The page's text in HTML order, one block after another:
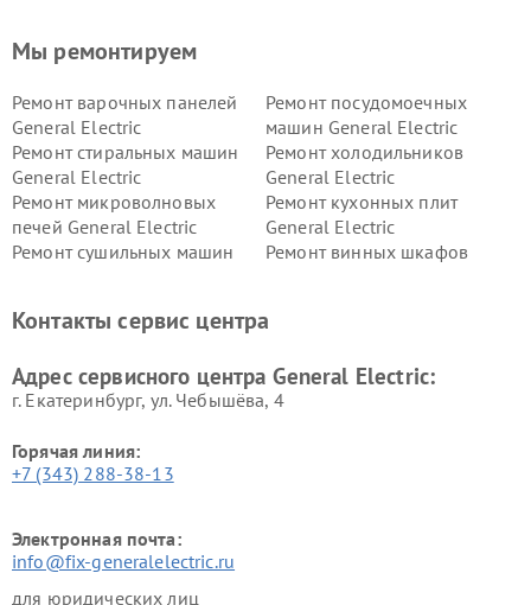
Мы ремонтируем
Ремонт варочных панелей
General Electric
Ремонт посудомоечных
машин General Electric
Ремонт стиральных машин
General Electric
Ремонт холодильников
General Electric
Ремонт микроволновых
печей General Electric
Ремонт кухонных плит
General Electric
Ремонт сушильных машин
Ремонт винных шкафов
Electric
General Electric
Контакты сервис центра
Адрес сервисного центра General Electric:
г. Екатеринбург, ул. Чебышёва, 4
Горячая линия:
+7 (343) 288-38-13
Электронная почта:
info@fix-generalelectric.ru
для юридических лиц